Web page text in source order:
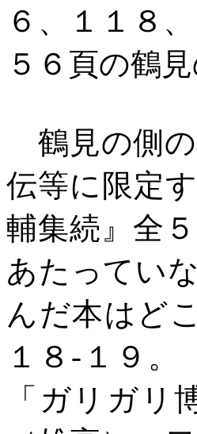
６、１１８
５６頁の鶴
鶴見の側の
伝等に限定
輔集続』全
あたってい
んだ本はど
１８ - １９。
「ガリガリ